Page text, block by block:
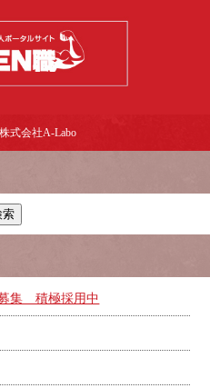
式会社A-Labo
集 積極採用中